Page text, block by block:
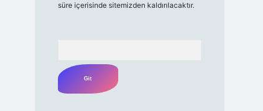
süre içerisinde sitemizden kaldırılacaktır.